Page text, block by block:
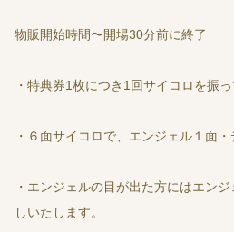
物販開始時間〜開場30分前に終了
・特典券1枚につき1回サイコロを振っ
・６面サイコロで、エンジェル１面・
・エンジェルの目が出た方にはエン
しいたします。